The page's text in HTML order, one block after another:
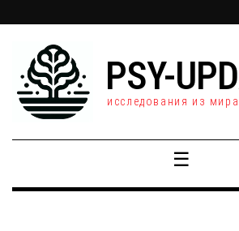
PSY-
исследования из
☰